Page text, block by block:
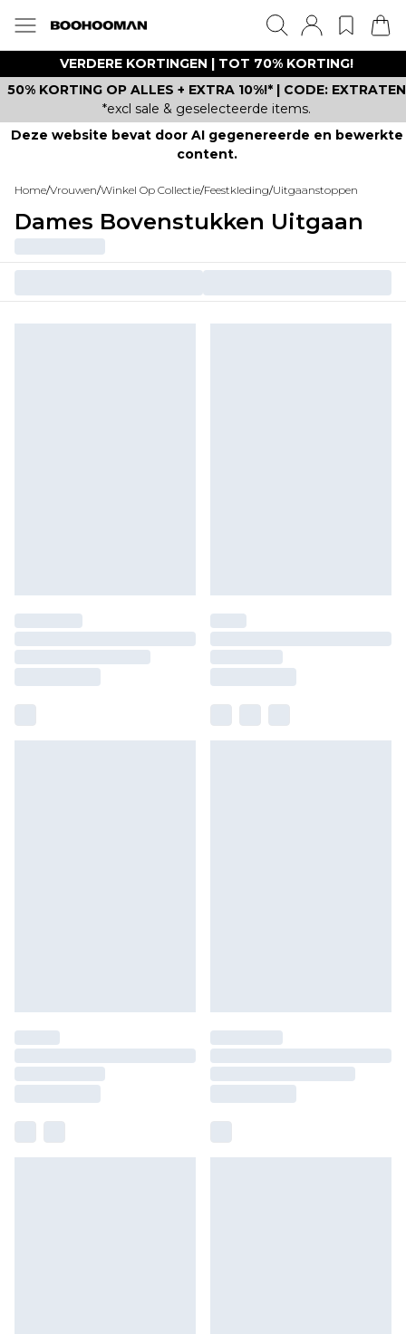
VERDERE KORTINGEN | TOT 70% KORTING!
50% KORTING OP ALLES + EXTRA 10%!* | CODE: EXTRATEN
*excl sale & geselecteerde items.
Deze website bevat door AI gegenereerde en bewerkte
content.
Home/Vrouwen/Winkel Op Collectie/Feestkleding/Uitgaanstoppen
Dames Bovenstukken Uitgaan